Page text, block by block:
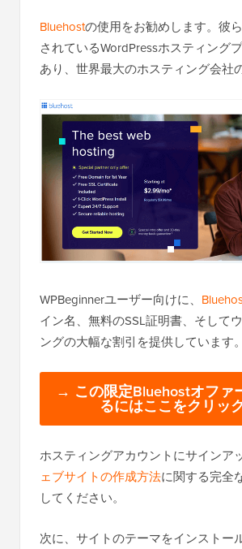
Bluehostの使用をお勧めします。彼
されているWordPressホスティング
あり、世界最大のホスティング会社
WPBeginnerユーザー向けに、
イン名、無料のSSL証明書、そして
ングの大幅な割引を提供しています。
→ この限定Bluehostオファ
るにはここをクリッ
ホスティングアカウントにサインア
ェブサイトの作成方法に関する完全
してください。
次に、サイトのテーマをインストー